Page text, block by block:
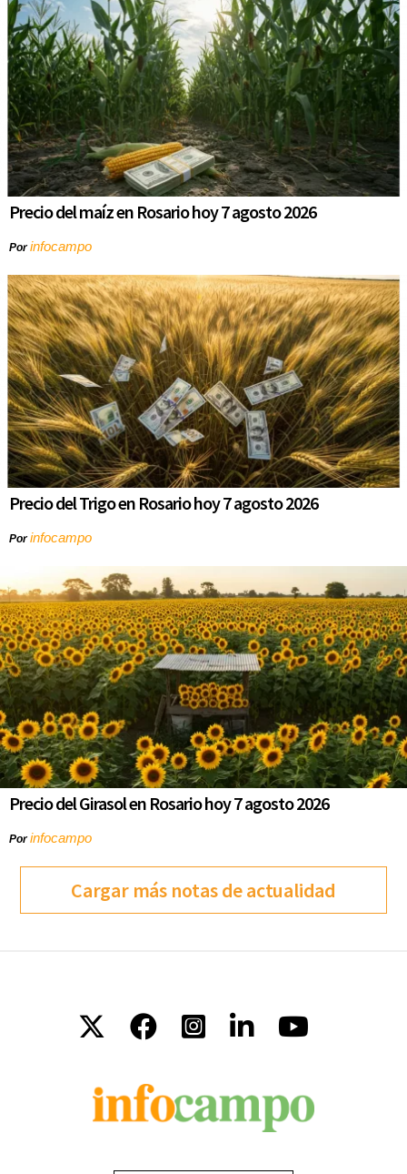
Precio del maíz en Rosario hoy 7 agosto 2026
Porinfocampo
Precio del Trigo en Rosario hoy 7 agosto 2026
Porinfocampo
Precio del Girasol en Rosario hoy 7 agosto 2026
Porinfocampo
Cargar más notas de actualidad